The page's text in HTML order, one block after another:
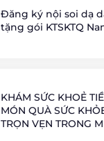
Đăng ký nội soi dạ
tặng gói KTSKTQ
KHÁM SỨC KHOẺ
MÓN QUÀ SỨC
TRỌN VẸN TRONG